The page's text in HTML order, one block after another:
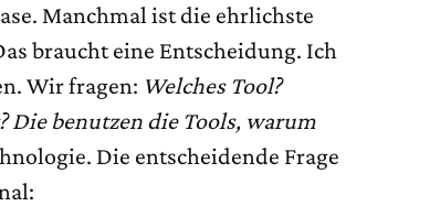
Manchmal ist die ehrlichste
braucht eine Entscheidung. Ich
Wir fragen: Welches Tool?
Die benutzen die Tools, warum
Die entscheidende Frage